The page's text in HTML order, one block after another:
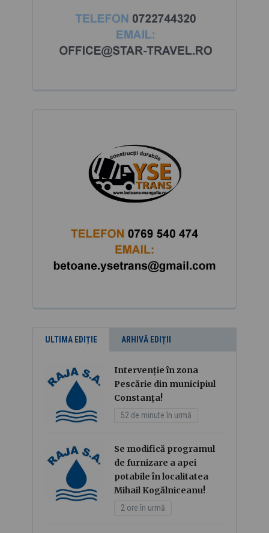
ULTIMA EDIȚIE ARHIVĂ EDIȚII
Intervenție în zona
Pescărie din municipiul
Constanța!
52 de minute în urmă
Se modifică programul
de furnizare a apei
potabile în localitatea
Mihail Kogălniceanu!
2 ore în urmă